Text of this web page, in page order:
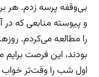
بی‌وقفه پرسه زدم. هر
و پیوسته منابعی که
را مطالعه می‌کردم.
بودند، این فرصت
اول شب را وقت‌تر